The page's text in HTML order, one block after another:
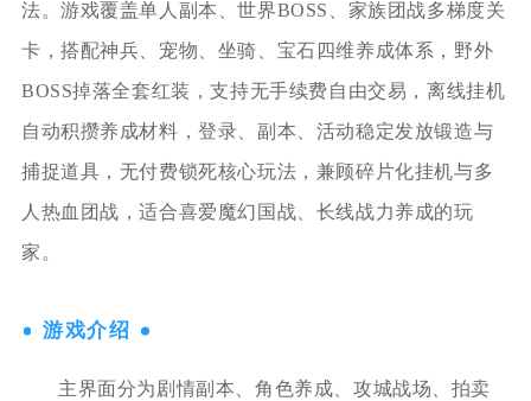
法。游戏覆盖单人副本、世界BOSS、家族团战多梯度关
卡，搭配神兵、宠物、坐骑、宝石四维养成体系，野外
BOSS掉落全套红装，支持无手续费自由交易，离线挂机
自动积攒养成材料，登录、副本、活动稳定发放锻造与
捕捉道具，无付费锁死核心玩法，兼顾碎片化挂机与多
人热血团战，适合喜爱魔幻国战、长线战力养成的玩
家。
游戏介绍
主界面分为剧情副本、角色养成、攻城战场、拍卖